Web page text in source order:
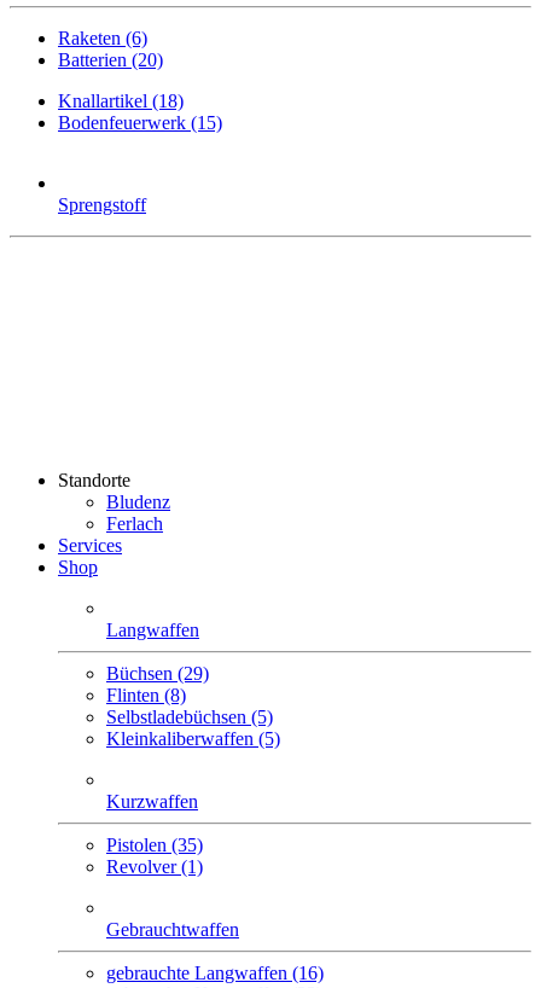
Raketen (6)
Batterien (20)
Knallartikel (18)
Bodenfeuerwerk (15)
Sprengstoff
Standorte
Bludenz
Ferlach
Services
Shop
Langwaffen
Büchsen (29)
Flinten (8)
Selbstlade­büchsen (5)
Klein­kaliber­waffen (5)
Kurzwaffen
Pistolen (35)
Revolver (1)
Gebrauchtwaffen
gebrauchte Langwaffen (16)